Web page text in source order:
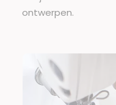
ontwerpen.